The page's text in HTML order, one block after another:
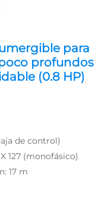
para
profundos
(0.8 HP)
de control)
127 (monofásico)
17 m